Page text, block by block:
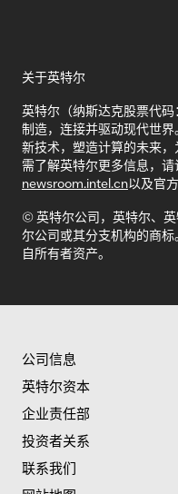
关于英特尔
英特尔（纳斯达克股票代
制造，连接并驱动现代世
新技术，塑造计算的未来
需了解英特尔更多信息，
newsroom.intel.cn以及官
© 英特尔公司，英特尔、
尔公司或其分支机构的商
自所有者资产。
公司信息
英特尔资本
企业责任部
投资者关系
联系我们